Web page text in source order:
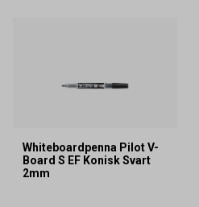
Whiteboardpenna Pilot V-
Board S EF Konisk Svart
2mm